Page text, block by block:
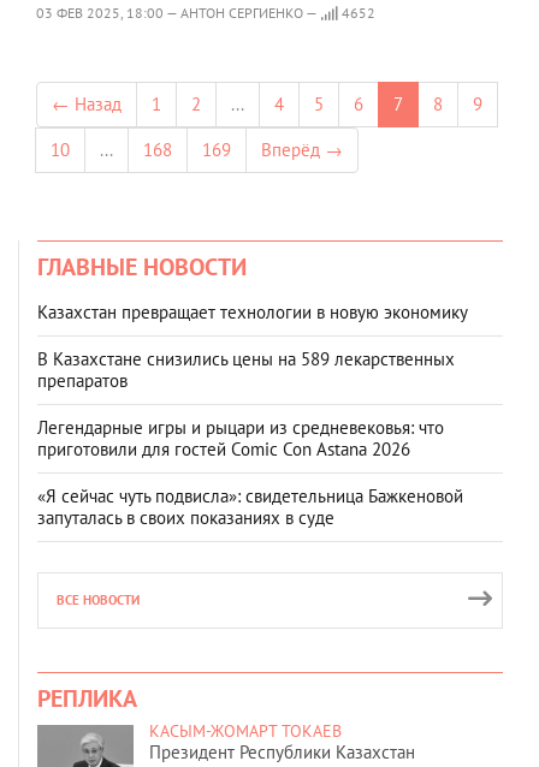
03 ФЕВ 2025, 18:00 — АНТОН СЕРГИЕНКО — 4652
← Назад 1 2 ... 4 5 6 7 8
9
10
... 168 169 Вперёд →
ГЛАВНЫЕ НОВОСТИ
Казахстан превращает технологии в новую экономику
В Казахстане снизились цены на 589 лекарственных
препаратов
Легендарные игры и рыцари из средневековья: что
приготовили для гостей Comic Con Astana 2026
«Я сейчас чуть подвисла»: свидетельница Бажкеновой
запуталась в своих показаниях в суде
ВСЕ НОВОСТИ
РЕПЛИКА
КАСЫМ-ЖОМАРТ ТОКАЕВ
Президент Республики Казахстан